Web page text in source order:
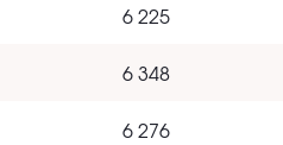
6 225
6 348
6 276